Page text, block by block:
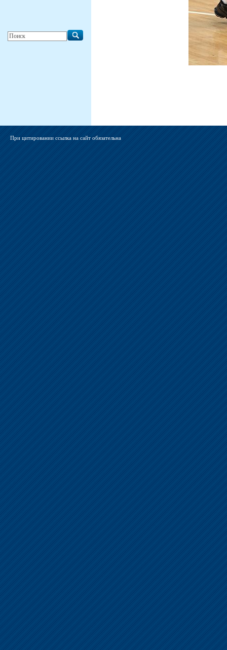
При цитировании ссылка на сайт обязательна